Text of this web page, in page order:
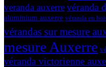
veranda auxerrevéranda
aluminium auxerre véranda en
vérandas sur mesure
mesure Auxerre
véranda victorienne